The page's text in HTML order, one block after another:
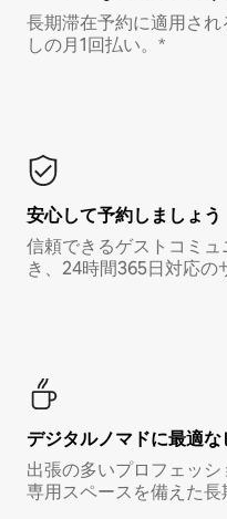
長期滞在予約に適用さ
しの月1回払い。*
安心して予約しましょう
信頼できるゲストコミ
き、24時間365日対応の
デジタルノマド⁠に最⁠適⁠
出張の多いプロフェッ
専用スペースを備えた長